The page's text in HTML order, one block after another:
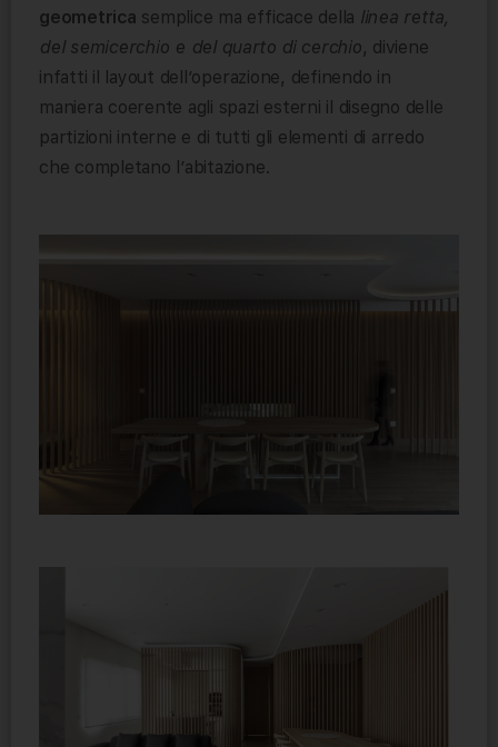
geometrica semplice ma efficace della linea retta,
del semicerchio e del quarto di cerchio, diviene
infatti il layout dell’operazione, definendo in
maniera coerente agli spazi esterni il disegno delle
partizioni interne e di tutti gli elementi di arredo
che completano l’abitazione.